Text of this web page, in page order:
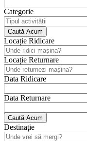
Categorie
Caută Acum
Locație Ridicare
Locație Returnare
Data Ridicare
Data Returnare
Caută Acum
Destinație